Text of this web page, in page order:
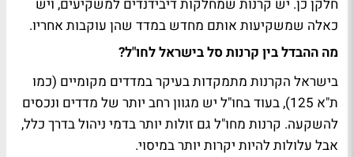
חלקן כן. יש קרנות שמחלקות דיבידנדים למשקיעים, ויש
כאלה שמשקיעות אותם מחדש במדד שהן עוקבות אחריו.
מה ההבדל בין קרנות סל בישראל לחו"ל?
בישראל הקרנות מתמקדות בעיקר במדדים מקומיים (כמו
ת"א 125), בעוד בחו"ל יש מגוון רחב יותר של מדדים ונכסים
להשקעה. קרנות מחו"ל גם זולות יותר בדמי ניהול בדרך כלל,
אבל עלולות להיות יקרות יותר במיסוי.